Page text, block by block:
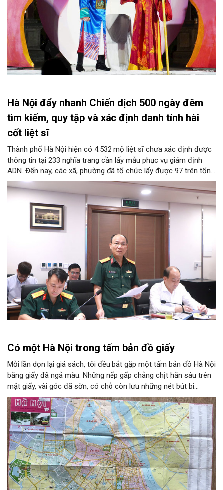
Hà Nội đẩy nhanh Chiến dịch 500 ngày đêm
tìm kiếm, quy tập và xác định danh tính hài
cốt liệt sĩ
Thành phố Hà Nội hiện có 4.532 mộ liệt sĩ chưa xác định được
thông tin tại 233 nghĩa trang cần lấy mẫu phục vụ giám định
ADN. Đến nay, các xã, phường đã tổ chức lấy được 97 trên tổng
số 106 mộ liệt sĩ được khai quật.
Có một Hà Nội trong tấm bản đồ giấy
Mỗi lần dọn lại giá sách, tôi đều bắt gặp một tấm bản đồ Hà Nội
bằng giấy đã ngả màu. Những nếp gấp chằng chịt hằn sâu trên
mặt giấy, vài góc đã sờn, có chỗ còn lưu những nét bút bi
khoanh tròn tên phố. Người ta có thể giữ một tấm ảnh, một
tấm vé tàu hay một lá thư cũ để nhớ về tuổi trẻ. Còn tôi giữ
một tấm bản đồ. Bởi trên đó có một Hà Nội gắn với năm tháng
thanh xuân của tôi.